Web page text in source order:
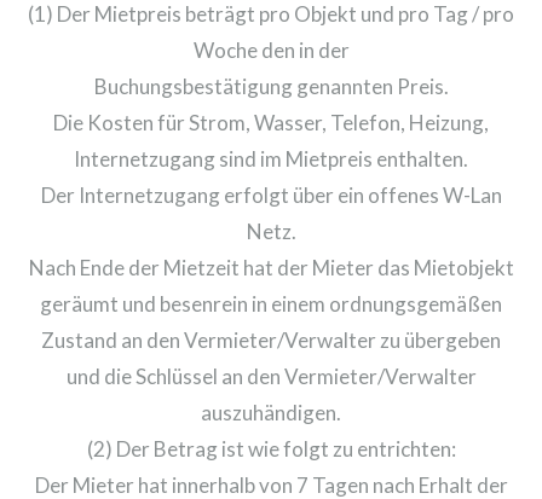
(1) Der Mietpreis beträgt pro Objekt und pro Tag / pro
Woche den in der
Buchungsbestätigung genannten Preis.
Die Kosten für Strom, Wasser, Telefon, Heizung,
Internetzugang sind im Mietpreis enthalten.
Der Internetzugang erfolgt über ein offenes W-Lan
Netz.
Nach Ende der Mietzeit hat der Mieter das Mietobjekt
geräumt und besenrein in einem ordnungsgemäßen
Zustand an den Vermieter/Verwalter zu übergeben
und die Schlüssel an den Vermieter/Verwalter
auszuhändigen.
(2) Der Betrag ist wie folgt zu entrichten:
Der Mieter hat innerhalb von 7 Tagen nach Erhalt der